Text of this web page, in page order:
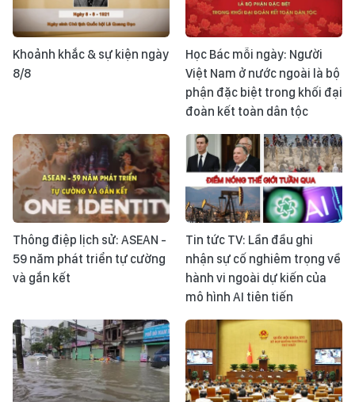
Khoảnh khắc & sự kiện ngày
8/8
Học Bác mỗi ngày: Người
Việt Nam ở nước ngoài là bộ
phận đặc biệt trong khối đại
đoàn kết toàn dân tộc
Thông điệp lịch sử: ASEAN -
59 năm phát triển tự cường
và gắn kết
Tin tức TV: Lần đầu ghi
nhận sự cố nghiêm trọng về
hành vi ngoài dự kiến của
mô hình AI tiên tiến